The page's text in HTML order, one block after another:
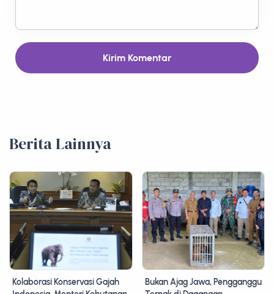
Kirim Komentar
Berita Lainnya
Kolaborasi Konservasi Gajah
Bukan Ajag Jawa, Pengganggu